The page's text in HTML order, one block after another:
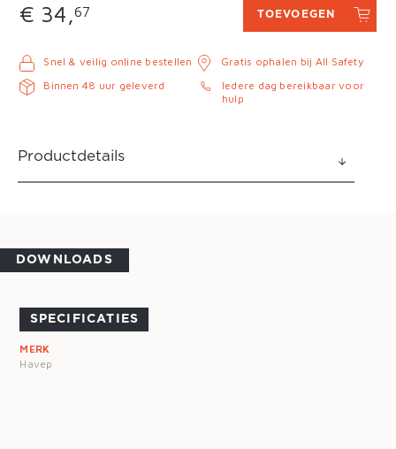
€ 34,67 TOEVOEGEN
Snel & veilig online bestellen
Binnen 48 uur geleverd
Gratis ophalen bij All Safety
Iedere dag bereikbaar voor
hulp
Productdetails
DOWNLOADS
SPECIFICATIES
MERK
Havep